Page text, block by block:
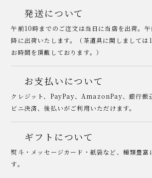
発送について
午前10時までのご注文は当日に当店を出荷。
降に出荷いたします。（茶道具に関しましては
お時間を頂戴しております。）
お支払いについて
クレジット、PayPay、AmazonPay、銀行振
ビニ決済、後払いがご利用いただけます。
ギフトについて
熨斗・メッセージカード・紙袋など、種類豊富
す。